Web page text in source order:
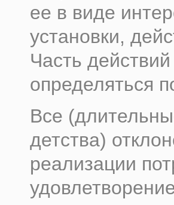
ее в виде
установки,
Часть
определяться
Все
детства)
реализации